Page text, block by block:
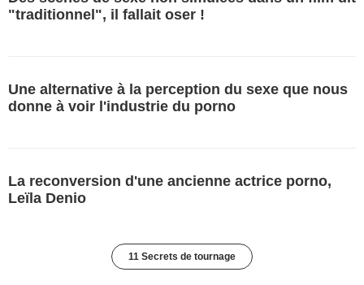
"traditionnel", il fallait oser !
Une alternative à la perception du sexe que nous
donne à voir l'industrie du porno
La reconversion d'une ancienne actrice porno,
Leïla Denio
11 Secrets de tournage